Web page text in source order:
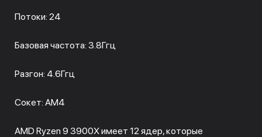
Потоки: 24
Базовая частота: 3.8Ггц
Разгон: 4.6Ггц
Сокет: AM4
AMD Ryzen 9 3900X имеет 12 ядер, которые